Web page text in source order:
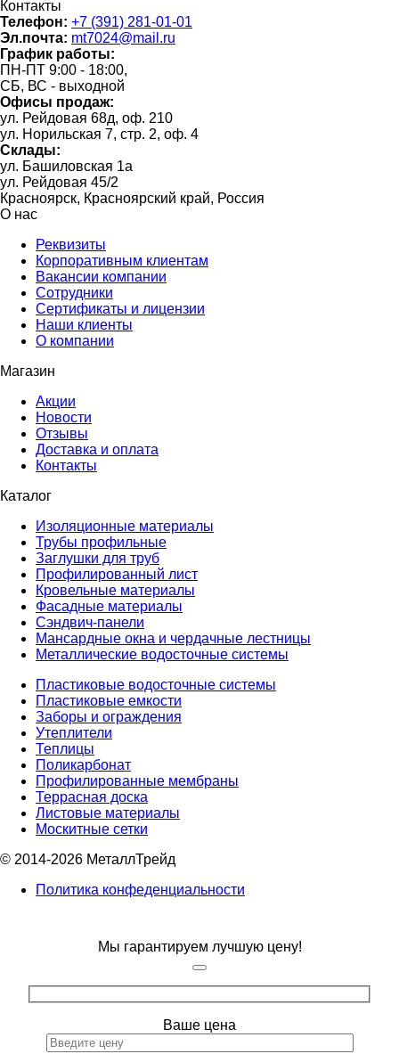
Контакты
Телефон: +7 (391) 281-01-01
Эл.почта: mt7024@mail.ru
График работы:
ПН-ПТ 9:00 - 18:00,
СБ, ВС - выходной
Офисы продаж:
ул. Рейдовая 68д, оф. 210
ул. Норильская 7, стр. 2, оф. 4
Склады:
ул. Башиловская 1а
ул. Рейдовая 45/2
Красноярск, Красноярский край, Россия
О нас
Реквизиты
Корпоративным клиентам
Вакансии компании
Сотрудники
Сертификаты и лицензии
Наши клиенты
О компании
Магазин
Акции
Новости
Отзывы
Доставка и оплата
Контакты
Каталог
Изоляционные материалы
Трубы профильные
Заглушки для труб
Профилированный лист
Кровельные материалы
Фасадные материалы
Сэндвич-панели
Мансардные окна и чердачные лестницы
Металлические водосточные системы
Пластиковые водосточные системы
Пластиковые емкости
Заборы и ограждения
Утеплители
Теплицы
Поликарбонат
Профилированные мембраны
Террасная доска
Листовые материалы
Москитные сетки
© 2014-2026 МеталлТрейд
Политика конфеденциальности
Мы гарантируем лучшую цену!
Ваше цена